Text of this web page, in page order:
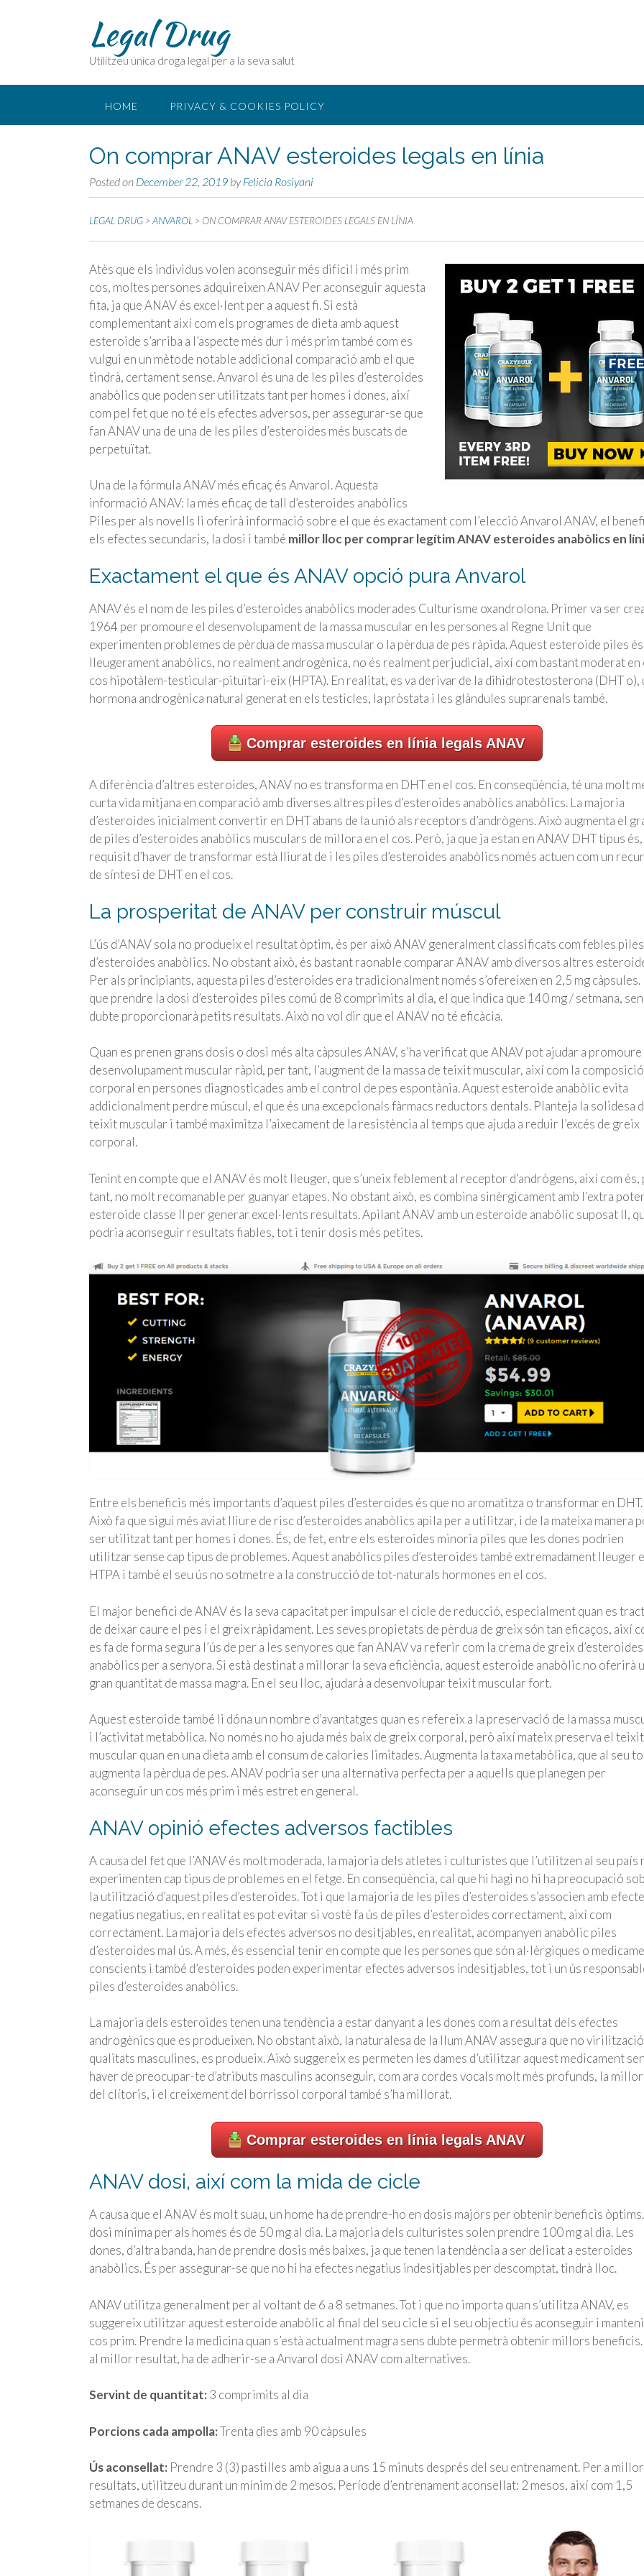
Legal Drug
Utilitzeu única droga legal per a la seva salut
HOME PRIVACY & COOKIES POLICY
On comprar ANAV esteroides legals en línia
Posted on December 22, 2019 byFelicia Rosiyani
LEGAL DRUG >ANVAROL > ON COMPRAR ANAV ESTEROIDES LEGALS EN LÍNIA
Atès que els individus volen aconseguir més difícil i més prim
cos, moltes persones adquireixen ANAV Per aconseguir aquesta
fita, ja que ANAV és excel·lent per a aquest fi. Si està
complementant així com els programes de dieta amb aquest
esteroide s’arriba a l’aspecte més dur i més prim també com es
vulgui en un mètode notable addicional comparació amb el que
tindrà, certament sense. Anvarol és una de les piles d’esteroides
anabòlics que poden ser utilitzats tant per homes i dones, així
com pel fet que no té els efectes adversos, per assegurar-se que
fan ANAV una de una de les piles d’esteroides més buscats de
perpetuïtat.
Una de la fórmula ANAV més eficaç és Anvarol. Aquesta
informació ANAV: la més eficaç de tall d’esteroides anabòlics
Piles per als novells li oferirà informació sobre el que és exactament com l’elecció Anvarol ANAV, el
els efectes secundaris, la dosi i també millor lloc per comprar legítim ANAV esteroides anabòlics en
Exactament el que és ANAV opció pura Anvarol
ANAV és el nom de les piles d’esteroides anabòlics moderades Culturisme oxandrolona. Primer va ser
1964 per promoure el desenvolupament de la massa muscular en les persones al Regne Unit que
experimenten problemes de pèrdua de massa muscular o la pèrdua de pes ràpida. Aquest esteroide piles és
lleugerament anabòlics, no realment androgènica, no és realment perjudicial, així com bastant moderat en
cos hipotàlem-testicular-pituïtari-eix (HPTA). En realitat, es va derivar de la dihidrotestosterona (DHT o),
hormona androgènica natural generat en els testicles, la pròstata i les glàndules suprarenals també.
Comprar esteroides en línia legals ANAV
A diferència d’altres esteroides, ANAV no es transforma en DHT en el cos. En conseqüència, té una molt
curta vida mitjana en comparació amb diverses altres piles d’esteroides anabòlics anabòlics. La majoria
d’esteroides inicialment convertir en DHT abans de la unió als receptors d’andrògens. Això augmenta el
de piles d’esteroides anabòlics musculars de millora en el cos. Però, ja que ja estan en ANAV DHT tipus és,
requisit d’haver de transformar està lliurat de i les piles d’esteroides anabòlics només actuen com un
de síntesi de DHT en el cos.
La prosperitat de ANAV per construir múscul
L’ús d’ANAV sola no produeix el resultat òptim, és per això ANAV generalment classificats com febles piles
d’esteroides anabòlics. No obstant això, és bastant raonable comparar ANAV amb diversos altres
Per als principiants, aquesta piles d’esteroides era tradicionalment només s’ofereixen en 2,5 mg càpsules.
que prendre la dosi d’esteroides piles comú de 8 comprimits al dia, el que indica que 140 mg / setmana,
dubte proporcionarà petits resultats. Això no vol dir que el ANAV no té eficàcia.
Quan es prenen grans dosis o dosi més alta càpsules ANAV, s’ha verificat que ANAV pot ajudar a promoure
desenvolupament muscular ràpid, per tant, l’augment de la massa de teixit muscular, així com la composició
corporal en persones diagnosticades amb el control de pes espontània. Aquest esteroide anabòlic evita
addicionalment perdre múscul, el que és una excepcionals fàrmacs reductors dentals. Planteja la solidesa
teixit muscular i també maximitza l’aixecament de la resistència al temps que ajuda a reduir l’excés de greix
corporal.
Tenint en compte que el ANAV és molt lleuger, que s’uneix feblement al receptor d’andrògens, així com és,
tant, no molt recomanable per guanyar etapes. No obstant això, es combina sinèrgicament amb l’extra
esteroide classe II per generar excel·lents resultats. Apilant ANAV amb un esteroide anabòlic suposat II,
podria aconseguir resultats fiables, tot i tenir dosis més petites.
Entre els beneficis més importants d’aquest piles d’esteroides és que no aromatitza o transformar en DHT.
Això fa que sigui més aviat lliure de risc d’esteroides anabòlics apila per a utilitzar, i de la mateixa manera
ser utilitzat tant per homes i dones. És, de fet, entre els esteroides minoria piles que les dones podrien
utilitzar sense cap tipus de problemes. Aquest anabòlics piles d’esteroides també extremadament lleuger
HTPA i també el seu ús no sotmetre a la construcció de tot-naturals hormones en el cos.
El major benefici de ANAV és la seva capacitat per impulsar el cicle de reducció, especialment quan es
de deixar caure el pes i el greix ràpidament. Les seves propietats de pèrdua de greix són tan eficaços, així
es fa de forma segura l’ús de per a les senyores que fan ANAV va referir com la crema de greix d’esteroides
anabòlics per a senyora. Si està destinat a millorar la seva eficiència, aquest esteroide anabòlic no oferirà
gran quantitat de massa magra. En el seu lloc, ajudarà a desenvolupar teixit muscular fort.
Aquest esteroide també li dóna un nombre d’avantatges quan es refereix a la preservació de la massa
i l’activitat metabòlica. No només no ho ajuda més baix de greix corporal, però així mateix preserva el teixit
muscular quan en una dieta amb el consum de calories limitades. Augmenta la taxa metabòlica, que al seu
augmenta la pèrdua de pes. ANAV podria ser una alternativa perfecta per a aquells que planegen per
aconseguir un cos més prim i més estret en general.
ANAV opinió efectes adversos factibles
A causa del fet que l’ANAV és molt moderada, la majoria dels atletes i culturistes que l’utilitzen al seu país
experimenten cap tipus de problemes en el fetge. En conseqüència, cal que hi hagi no hi ha preocupació
la utilització d’aquest piles d’esteroides. Tot i que la majoria de les piles d’esteroides s’associen amb
negatius negatius, en realitat es pot evitar si vostè fa ús de piles d’esteroides correctament, així com
correctament. La majoria dels efectes adversos no desitjables, en realitat, acompanyen anabòlic piles
d’esteroides mal ús. A més, és essencial tenir en compte que les persones que són al·lèrgiques o
conscients i també d’esteroides poden experimentar efectes adversos indesitjables, tot i un ús
piles d’esteroides anabòlics.
La majoria dels esteroides tenen una tendència a estar danyant a les dones com a resultat dels efectes
androgènics que es produeixen. No obstant això, la naturalesa de la llum ANAV assegura que no
qualitats masculines, es produeix. Això suggereix es permeten les dames d’utilitzar aquest medicament
haver de preocupar-te d’atributs masculins aconseguir, com ara cordes vocals molt més profunds, la
del clítoris, i el creixement del borrissol corporal també s’ha millorat.
Comprar esteroides en línia legals ANAV
ANAV dosi, així com la mida de cicle
A causa que el ANAV és molt suau, un home ha de prendre-ho en dosis majors per obtenir beneficis
dosi mínima per als homes és de 50 mg al dia. La majoria dels culturistes solen prendre 100 mg al dia. Les
dones, d’altra banda, han de prendre dosis més baixes, ja que tenen la tendència a ser delicat a esteroides
anabòlics. És per assegurar-se que no hi ha efectes negatius indesitjables per descomptat, tindrà lloc.
ANAV utilitza generalment per al voltant de 6 a 8 setmanes. Tot i que no importa quan s’utilitza ANAV, es
suggereix utilitzar aquest esteroide anabòlic al final del seu cicle si el seu objectiu és aconseguir i
cos prim. Prendre la medicina quan s’està actualment magra sens dubte permetrà obtenir millors
al millor resultat, ha de adherir-se a Anvarol dosi ANAV com alternatives.
Servint de quantitat: 3 comprimits al dia
Porcions cada ampolla:Trenta dies amb 90 càpsules
Ús aconsellat: Prendre 3 (3) pastilles amb aigua a uns 15 minuts després del seu entrenament. Per a
resultats, utilitzeu durant un mínim de 2 mesos. Període d’entrenament aconsellat: 2 mesos, així com 1,5
setmanes de descans.